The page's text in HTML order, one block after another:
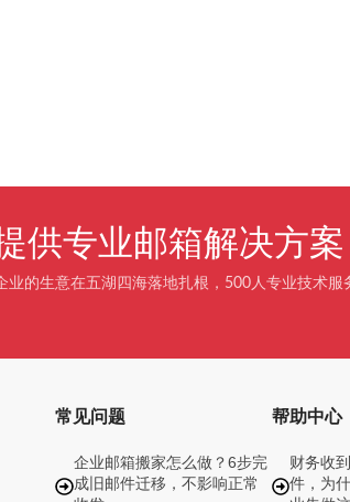
供专业邮箱解决方案
业的生意在五湖四海落地扎根，500人专业技术服
常见问题
企业邮箱搬家怎么做？6步完
成旧邮件迁移，不影响正常
帮助中心
财务收
件，为